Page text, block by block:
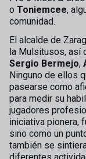
o Toniemcee,
comunidad.
El alcalde de
la Mulsitusos, así
Sergio Bermejo,
Ninguno de ellos
pasearse como
para medir su
jugadores
iniciativa pionera,
sino como un
también se